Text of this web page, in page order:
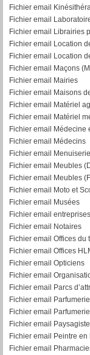
Fichier email
Fichier email
Fichier email Librairies
Fichier email Location
Fichier email Location
Fichier email Maçons
Fichier email Mairies
Fichier email Maisons
Fichier email Matériel
Fichier email Matériel
Fichier email Médecine
Fichier email Médecins
Fichier email Menuiserie
Fichier email Meubles
Fichier email Meubles
Fichier email Moto et
Fichier email Musées
Fichier email
Fichier email Notaires
Fichier email Offices du
Fichier email Offices
Fichier email Opticiens
Fichier email
Fichier email Parcs
Fichier email
Fichier email
Fichier email
Fichier email Peintre en
Fichier email